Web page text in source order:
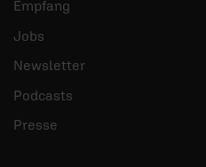
Empfang
Jobs
Newsletter
Podcasts
Presse